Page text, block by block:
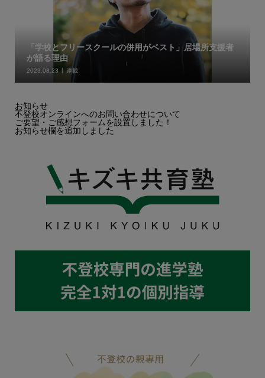
「学校とフリースクールの併用がベスト」居場所支援者
が語る理由
2023.08.23 連載
お知らせ
不登校オンラインへのお問い合わせについて
ご要望・ご感想フォームを設置しました！
お知らせ欄を追加しました